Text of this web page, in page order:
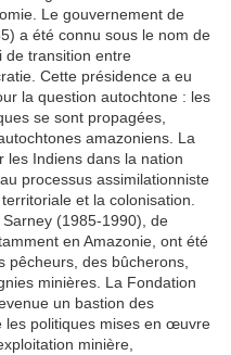
Le gouvernement de
a été connu sous le nom de
transition entre
Cette présidence a eu
la question autochtone : les
se sont propagées,
amazoniens. La
les Indiens dans la nation
processus assimilationniste
et la colonisation.
(1985-1990), de
en Amazonie, ont été
pêcheurs, des bûcherons,
minières. La Fondation
un bastion des
les politiques mises en œuvre
minière,